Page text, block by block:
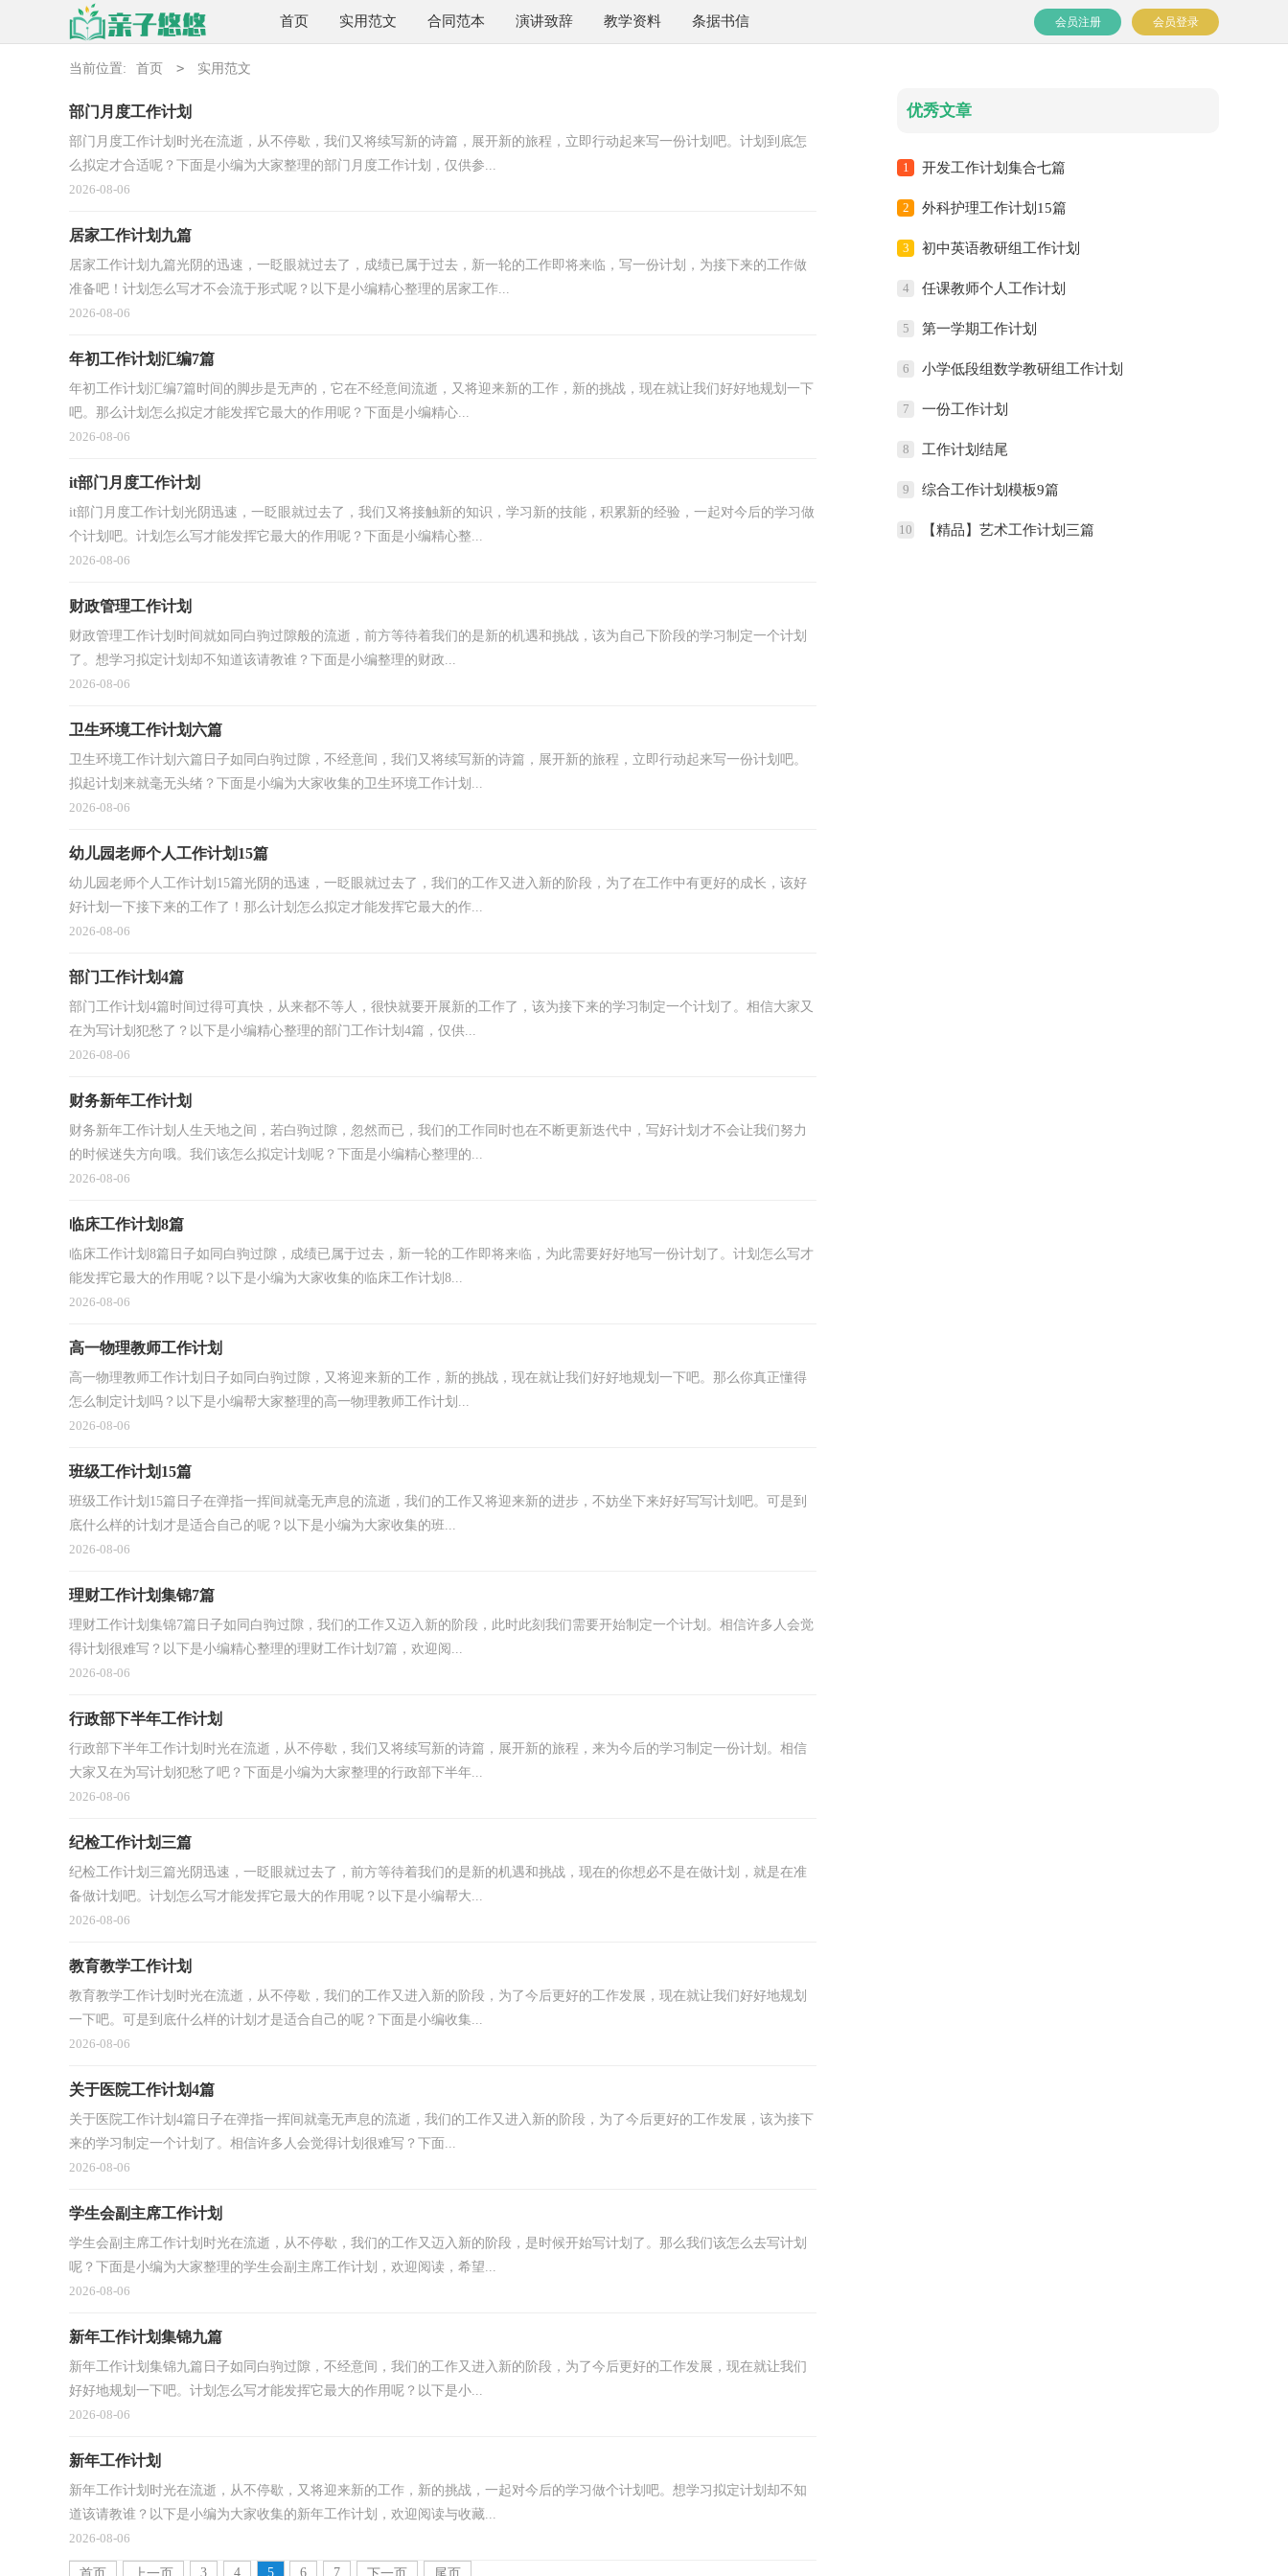
首页 实用范文 合同范本 演讲致辞 教学资料 条据书信 会员登录
会员注册
当前位置: 首页 > 实用范文
部门月度工作计划
部门月度工作计划时光在流逝，从不停歇，我们又将续写新的诗篇，展开新的旅程，立即行动起来写一份计划吧。计划到底怎
么拟定才合适呢？下面是小编为大家整理的部门月度工作计划，仅供参...
2026-08-06
居家工作计划九篇
居家工作计划九篇光阴的迅速，一眨眼就过去了，成绩已属于过去，新一轮的工作即将来临，写一份计划，为接下来的工作做
准备吧！计划怎么写才不会流于形式呢？以下是小编精心整理的居家工作...
2026-08-06
年初工作计划汇编7篇
年初工作计划汇编7篇时间的脚步是无声的，它在不经意间流逝，又将迎来新的工作，新的挑战，现在就让我们好好地规划一下
吧。那么计划怎么拟定才能发挥它最大的作用呢？下面是小编精心...
2026-08-06
it部门月度工作计划
it部门月度工作计划光阴迅速，一眨眼就过去了，我们又将接触新的知识，学习新的技能，积累新的经验，一起对今后的学习做
个计划吧。计划怎么写才能发挥它最大的作用呢？下面是小编精心整...
2026-08-06
财政管理工作计划
财政管理工作计划时间就如同白驹过隙般的流逝，前方等待着我们的是新的机遇和挑战，该为自己下阶段的学习制定一个计划
了。想学习拟定计划却不知道该请教谁？下面是小编整理的财政...
2026-08-06
卫生环境工作计划六篇
卫生环境工作计划六篇日子如同白驹过隙，不经意间，我们又将续写新的诗篇，展开新的旅程，立即行动起来写一份计划吧。
拟起计划来就毫无头绪？下面是小编为大家收集的卫生环境工作计划...
2026-08-06
幼儿园老师个人工作计划15篇
幼儿园老师个人工作计划15篇光阴的迅速，一眨眼就过去了，我们的工作又进入新的阶段，为了在工作中有更好的成长，该好
好计划一下接下来的工作了！那么计划怎么拟定才能发挥它最大的作...
2026-08-06
部门工作计划4篇
部门工作计划4篇时间过得可真快，从来都不等人，很快就要开展新的工作了，该为接下来的学习制定一个计划了。相信大家又
在为写计划犯愁了？以下是小编精心整理的部门工作计划4篇，仅供...
2026-08-06
财务新年工作计划
财务新年工作计划人生天地之间，若白驹过隙，忽然而已，我们的工作同时也在不断更新迭代中，写好计划才不会让我们努力
的时候迷失方向哦。我们该怎么拟定计划呢？下面是小编精心整理的...
2026-08-06
临床工作计划8篇
临床工作计划8篇日子如同白驹过隙，成绩已属于过去，新一轮的工作即将来临，为此需要好好地写一份计划了。计划怎么写才
能发挥它最大的作用呢？以下是小编为大家收集的临床工作计划8...
2026-08-06
高一物理教师工作计划
高一物理教师工作计划日子如同白驹过隙，又将迎来新的工作，新的挑战，现在就让我们好好地规划一下吧。那么你真正懂得
怎么制定计划吗？以下是小编帮大家整理的高一物理教师工作计划...
2026-08-06
班级工作计划15篇
班级工作计划15篇日子在弹指一挥间就毫无声息的流逝，我们的工作又将迎来新的进步，不妨坐下来好好写写计划吧。可是到
底什么样的计划才是适合自己的呢？以下是小编为大家收集的班...
2026-08-06
理财工作计划集锦7篇
理财工作计划集锦7篇日子如同白驹过隙，我们的工作又迈入新的阶段，此时此刻我们需要开始制定一个计划。相信许多人会觉
得计划很难写？以下是小编精心整理的理财工作计划7篇，欢迎阅...
2026-08-06
行政部下半年工作计划
行政部下半年工作计划时光在流逝，从不停歇，我们又将续写新的诗篇，展开新的旅程，来为今后的学习制定一份计划。相信
大家又在为写计划犯愁了吧？下面是小编为大家整理的行政部下半年...
2026-08-06
纪检工作计划三篇
纪检工作计划三篇光阴迅速，一眨眼就过去了，前方等待着我们的是新的机遇和挑战，现在的你想必不是在做计划，就是在准
备做计划吧。计划怎么写才能发挥它最大的作用呢？以下是小编帮大...
2026-08-06
教育教学工作计划
教育教学工作计划时光在流逝，从不停歇，我们的工作又进入新的阶段，为了今后更好的工作发展，现在就让我们好好地规划
一下吧。可是到底什么样的计划才是适合自己的呢？下面是小编收集...
2026-08-06
关于医院工作计划4篇
关于医院工作计划4篇日子在弹指一挥间就毫无声息的流逝，我们的工作又进入新的阶段，为了今后更好的工作发展，该为接下
来的学习制定一个计划了。相信许多人会觉得计划很难写？下面...
2026-08-06
学生会副主席工作计划
学生会副主席工作计划时光在流逝，从不停歇，我们的工作又迈入新的阶段，是时候开始写计划了。那么我们该怎么去写计划
呢？下面是小编为大家整理的学生会副主席工作计划，欢迎阅读，希望...
2026-08-06
新年工作计划集锦九篇
新年工作计划集锦九篇日子如同白驹过隙，不经意间，我们的工作又进入新的阶段，为了今后更好的工作发展，现在就让我们
好好地规划一下吧。计划怎么写才能发挥它最大的作用呢？以下是小...
2026-08-06
新年工作计划
新年工作计划时光在流逝，从不停歇，又将迎来新的工作，新的挑战，一起对今后的学习做个计划吧。想学习拟定计划却不知
道该请教谁？以下是小编为大家收集的新年工作计划，欢迎阅读与收藏...
2026-08-06
3 4 5 6 7
优秀文章
1 开发工作计划集合七篇
2 外科护理工作计划15篇
3 初中英语教研组工作计划
4 任课教师个人工作计划
5 第一学期工作计划
6 小学低段组数学教研组工作计划
7 一份工作计划
8 工作计划结尾
9 综合工作计划模板9篇
10 【精品】艺术工作计划三篇